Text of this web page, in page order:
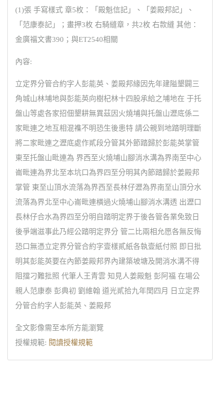
(1)張 手寫樣式 章5枚：「殿魁信記」、「姜殿邦記」、
「范康泰記」；畫押3枚 右騎縫章，共2枚 右款縫 其他：
金廣福文書390；與ET2540相關
內容:
立定界分管合約字人彭能英、姜殿邦緣因先年建隘墾闢三
角城山林埔地與彭能英向樹杞林十四股承給之埔地在 于托
盤山等處各家招佃墾耕無異茲因火燒埔與托盤山瀝底係二
家毗連之地互相混襍不明恐生後患特 請公親到地踏明理斷
將二家毗連之瀝底處作貳段分管其外節踏歸於彭能英掌管
東至托盤山毗連為 界西至火燒埔山腳消水溝為界南至中心
崙毗連為界北至本坑口為界四至分明其內節踏歸於姜殿邦
掌管 東至山頂水流落為界西至長林仔瀝為界南至山頂分水
流落為界北至中心崙毗連橫過火燒埔山腳消水溝透 出瀝口
長林仔合水為界四至分明自踏明定界于後各管各業免致日
後爭端滋事此乃經公踏明定界分 管二比兩相允愿各無反悔
恐口無憑立定界分管合約字壹樣貳紙各執壹紙付照 即日批
明其彭能英要在內節姜殿邦界內建築坡塘及開消水溝不得
阻擋刁難批照 代筆人王青雲 知見人姜殿魁 彭阿福 在場公
親人范康泰 彭典初 劉維翰 道光貳拾九年閏四月 日立定界
分管合約字人彭能英、姜殿邦
全文影像需至本所方能瀏覽
授權規範: 閱讀授權規範